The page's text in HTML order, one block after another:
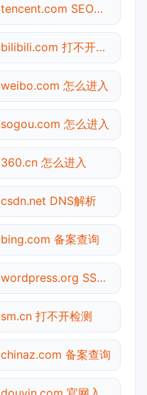
tencent.com SEO体检
bilibili.com 打不开检测
weibo.com 怎么进入
sogou.com 怎么进入
360.cn 怎么进入
csdn.net DNS解析
bing.com 备案查询
wordpress.org SSL检测
sm.cn 打不开检测
chinaz.com 备案查询